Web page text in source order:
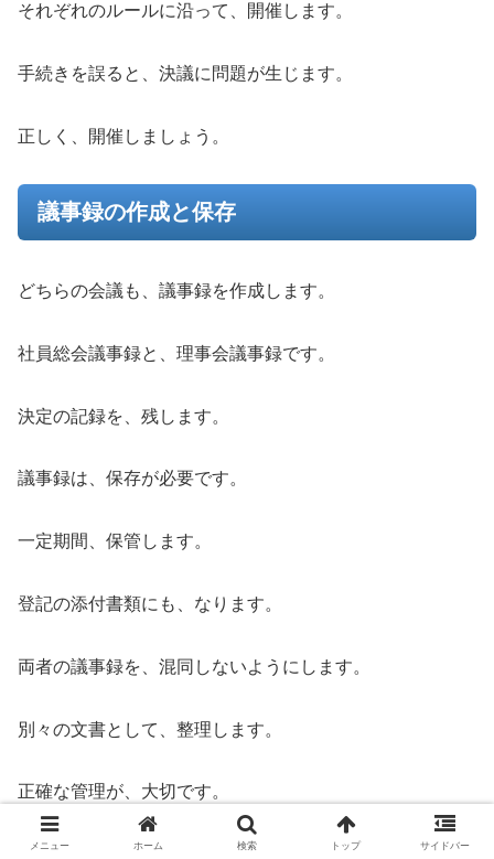
それぞれのルールに沿って、開催します。
手続きを誤ると、決議に問題が生じます。
正しく、開催しましょう。
議事録の作成と保存
どちらの会議も、議事録を作成します。
社員総会議事録と、理事会議事録です。
決定の記録を、残します。
議事録は、保存が必要です。
一定期間、保管します。
登記の添付書類にも、なります。
両者の議事録を、混同しないようにします。
別々の文書として、整理します。
正確な管理が、大切です。
メニュー ホーム 検索 トップ サイドバー